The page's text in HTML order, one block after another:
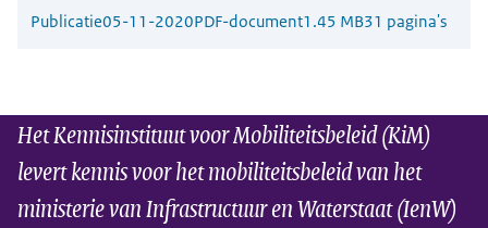
Publicatie05-11-2020PDF-document1.45 MB31 pagina's
Het Kennisinstituut voor Mobiliteitsbeleid (KiM)
levert kennis voor het mobiliteitsbeleid van het
ministerie van Infrastructuur en Waterstaat (IenW)